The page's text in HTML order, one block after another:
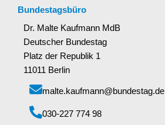
Bundestagsbüro
Dr. Malte Kaufmann MdB
Deutscher Bundestag
Platz der Republik 1
11011 Berlin
malte.kaufmann@bundestag.de
‭030-227 774 98‬